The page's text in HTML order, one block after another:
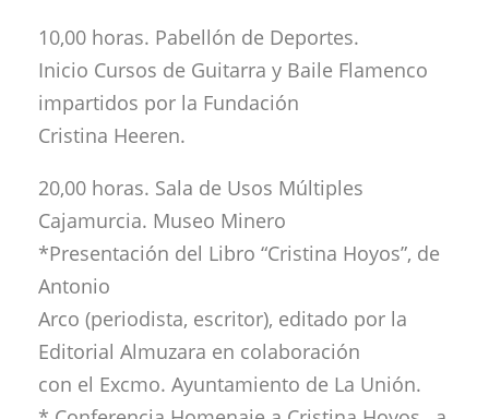
10,00 horas. Pabellón de Deportes.
Inicio Cursos de Guitarra y Baile Flamenco
impartidos por la Fundación
Cristina Heeren.
20,00 horas. Sala de Usos Múltiples
Cajamurcia. Museo Minero
*Presentación del Libro “Cristina Hoyos”, de
Antonio
Arco (periodista, escritor), editado por la
Editorial Almuzara en colaboración
con el Excmo. Ayuntamiento de La Unión.